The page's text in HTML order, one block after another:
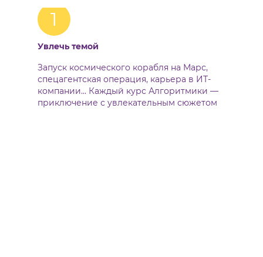
1
Увлечь темой
Запуск космического корабля на Марс,
спецагентская операция, карьера в ИТ-
компании... Каждый курс Алгоритмики —
приключение с увлекательным сюжетом